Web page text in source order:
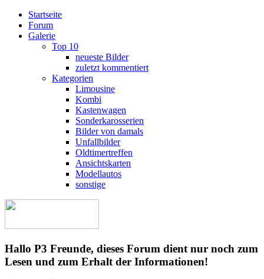
Startseite
Forum
Galerie
Top 10
neueste Bilder
zuletzt kommentiert
Kategorien
Limousine
Kombi
Kastenwagen
Sonderkarosserien
Bilder von damals
Unfallbilder
Oldtimertreffen
Ansichtskarten
Modellautos
sonstige
Hallo P3 Freunde, dieses Forum dient nur noch zum
Lesen und zum Erhalt der Informationen!